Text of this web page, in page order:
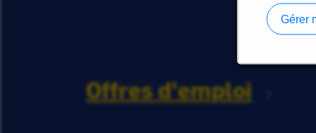
Gérer
Offres d'emploi